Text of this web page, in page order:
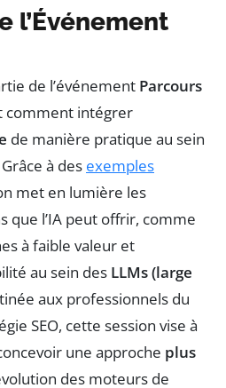
l’Événement
de l’événement Parcours
comment intégrer
de manière pratique au sein
Grâce à des exemples
met en lumière les
que l’IA peut offrir, comme
à faible valeur et
au sein des LLMs (large
aux professionnels du
SEO, cette session vise à
une approche plus
des moteurs de